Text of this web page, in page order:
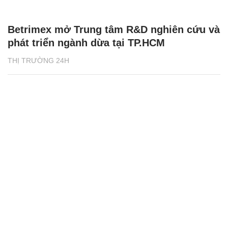
THỊ TRƯỜNG 24H
Betrimex mở Trung tâm R&D nghiên cứu và
phát triển ngành dừa tại TP.HCM